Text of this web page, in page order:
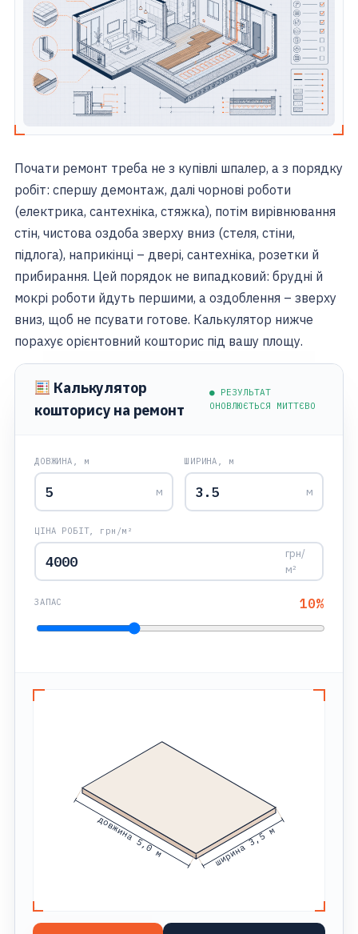
Почати ремонт треба не з купівлі шпалер, а з порядку
робіт: спершу демонтаж, далі чорнові роботи
(електрика, сантехніка, стяжка), потім вирівнювання
стін, чистова оздоба зверху вниз (стеля, стіни,
підлога), наприкінці – двері, сантехніка, розетки й
прибирання. Цей порядок не випадковий: брудні й
мокрі роботи йдуть першими, а оздоблення – зверху
вниз, щоб не псувати готове. Калькулятор нижче
порахує орієнтовний кошторис під вашу площу.
Калькулятор
кошторису на ремонт
● РЕЗУЛЬТАТ
ОНОВЛЮЄТЬСЯ МИТТЄВО
ДОВЖИНА, м
м
ШИРИНА, м
м
ЦІНА РОБІТ, грн/м²
грн/
м²
ЗАПАС 10%
довжина 5,0 м ширина 3,5 м